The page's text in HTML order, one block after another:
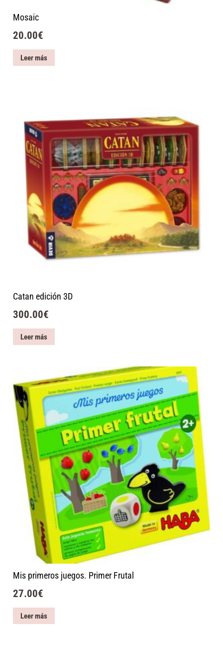
Mosaic
20.00€
Leer más
Catan edición 3D
300.00€
Leer más
Mis primeros juegos. Primer Frutal
27.00€
Leer más